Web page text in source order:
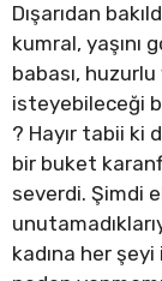
Dışarıdan
kumral, yaşını
babası,
isteyebileceği
? Hayır tabii ki
bir buket
severdi. Şimdi
kadına her